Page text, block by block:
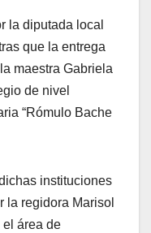
la diputada local
que la entrega
maestra Gabriela
de nivel
“Rómulo Bache
instituciones
la regidora Marisol
el área de